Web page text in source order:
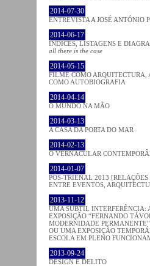
2014-07-30
ENTREVISTA A JOSÉ ANTÓNIO
2014-06-17
ÍNDICES, LISTAGENS E
all there is the case
2014-05-15
FILME COMO ARQUITECTURA,
COMO AUTOBIOGRAFIA
2014-04-14
O MUNDO NA MÃO
2014-03-13
A CASA DA PORTA DO MAR
2014-02-13
O VERNACULAR
2014-01-07
PÓS-TRIENAL 2013
ENTRE EVENTOS,
2013-11-12
UMA SUBTIL INTERFERÊNCIA:
EXPOSIÇÃO “FERNANDO
MODERNIDADE
OU UMA EXPOSIÇÃO
ESCOLA EM PLENO
2013-09-24
DESIGN E DELITO